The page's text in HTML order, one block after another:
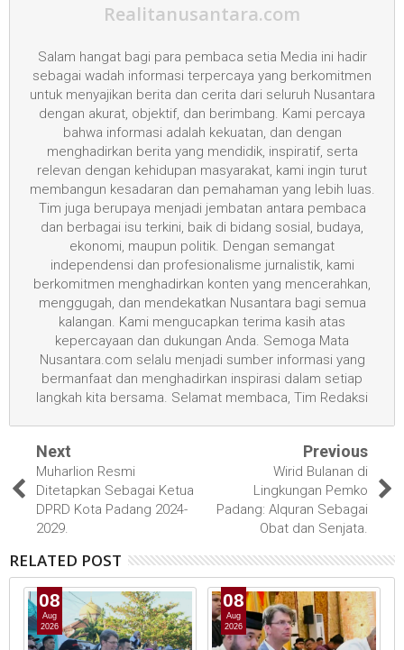
Realitanusantara.com
Salam hangat bagi para pembaca setia Media ini hadir
sebagai wadah informasi terpercaya yang berkomitmen
untuk menyajikan berita dan cerita dari seluruh Nusantara
dengan akurat, objektif, dan berimbang. Kami percaya
bahwa informasi adalah kekuatan, dan dengan
menghadirkan berita yang mendidik, inspiratif, serta
relevan dengan kehidupan masyarakat, kami ingin turut
membangun kesadaran dan pemahaman yang lebih luas.
Tim juga berupaya menjadi jembatan antara pembaca
dan berbagai isu terkini, baik di bidang sosial, budaya,
ekonomi, maupun politik. Dengan semangat
independensi dan profesionalisme jurnalistik, kami
berkomitmen menghadirkan konten yang mencerahkan,
menggugah, dan mendekatkan Nusantara bagi semua
kalangan. Kami mengucapkan terima kasih atas
kepercayaan dan dukungan Anda. Semoga Mata
Nusantara.com selalu menjadi sumber informasi yang
bermanfaat dan menghadirkan inspirasi dalam setiap
langkah kita bersama. Selamat membaca, Tim Redaksi
Next
Muharlion Resmi
Ditetapkan Sebagai Ketua
DPRD Kota Padang 2024-
2029.
Previous
Wirid Bulanan di
Lingkungan Pemko
Padang: Alquran Sebagai
Obat dan Senjata.
RELATED POST
08
Aug
2026
08
Aug
2026